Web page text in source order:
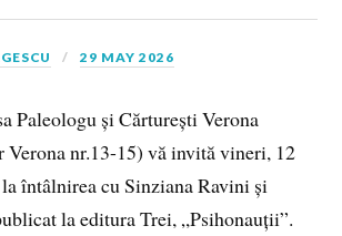
29 MAY 2026
Paleologu și Cărturești Verona
nr.13-15) vă invită vineri, 12
întâlnirea cu Sinziana Ravini și
la editura Trei, „Psihonauții”.